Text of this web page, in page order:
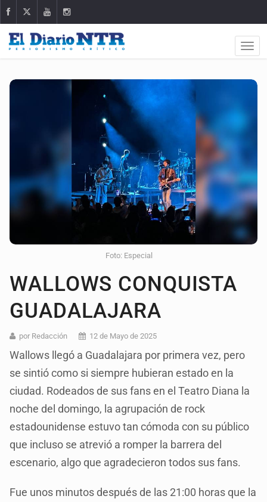
Foto: Especial
WALLOWS CONQUISTA
GUADALAJARA
por Redacción 12 de Mayo de 2025
Wallows llegó a Guadalajara por primera vez, pero
se sintió como si siempre hubieran estado en la
ciudad. Rodeados de sus fans en el Teatro Diana la
noche del domingo, la agrupación de rock
estadounidense estuvo tan cómoda con su público
que incluso se atrevió a romper la barrera del
escenario, algo que agradecieron todos sus fans.
Fue unos minutos después de las 21:00 horas que la